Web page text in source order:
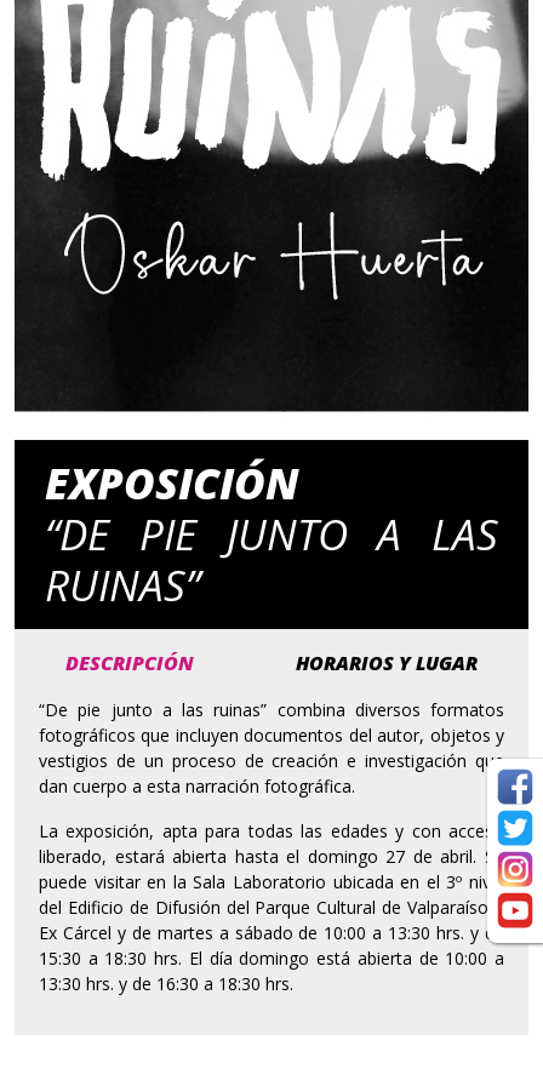
EXPOSICIÓN
“DE PIE JUNTO A LAS
RUINAS”
DESCRIPCIÓN HORARIOS Y LUGAR
“De pie junto a las ruinas” combina diversos formatos
fotográficos que incluyen documentos del autor, objetos y
vestigios de un proceso de creación e investigación que
dan cuerpo a esta narración fotográfica.
La exposición, apta para todas las edades y con acceso
liberado, estará abierta hasta el domingo 27 de abril. Se
puede visitar en la Sala Laboratorio ubicada en el 3º nivel
del Edificio de Difusión del Parque Cultural de Valparaíso –
Ex Cárcel y de martes a sábado de 10:00 a 13:30 hrs. y de
15:30 a 18:30 hrs. El día domingo está abierta de 10:00 a
13:30 hrs. y de 16:30 a 18:30 hrs.